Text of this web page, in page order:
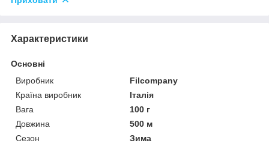
Характеристики
Основні
Виробник
Filcompany
Країна виробник
Італія
Вага
100 г
Довжина
500 м
Сезон
Зима